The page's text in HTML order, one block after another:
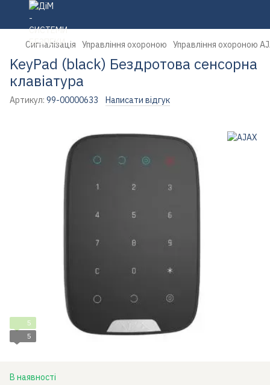
Сигналізація Управління охороною Управління охороною
KeyPad (black) Бездротова сенсорна
клавіатура
Артикул: 99-00000633 Написати відгук
5
5
В наявності